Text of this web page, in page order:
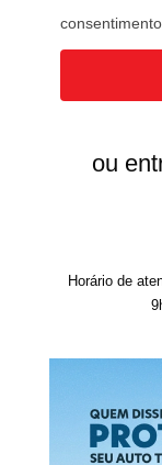
ou
Horário de